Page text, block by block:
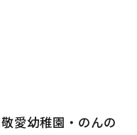
愛幼稚園・のんの